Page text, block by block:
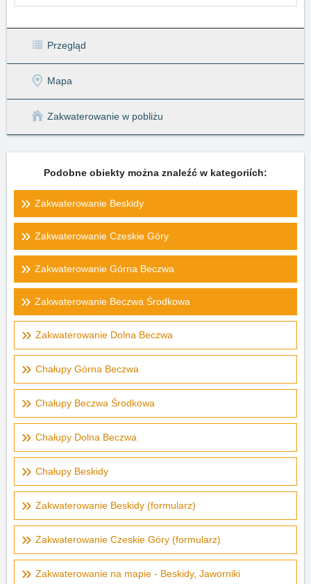
Przegląd
Mapa
Zakwaterowanie w pobliżu
Podobne obiekty można znaleźć w kategoriích:
Zakwaterowanie Beskidy
Zakwaterowanie Czeskie Góry
Zakwaterowanie Górna Beczwa
Zakwaterowanie Beczwa Środkowa
Zakwaterowanie Dolna Beczwa
Chałupy Górna Beczwa
Chałupy Beczwa Środkowa
Chałupy Dolna Beczwa
Chałupy Beskidy
Zakwaterowanie Beskidy (formularz)
Zakwaterowanie Czeskie Góry (formularz)
Zakwaterowanie na mapie - Beskidy, Jaworniki